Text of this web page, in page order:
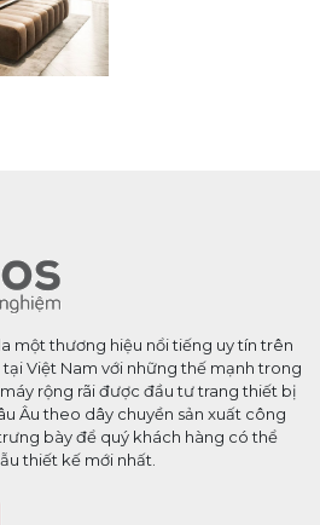
la một thương hiệu nổi tiếng uy tín trên
Việt Nam với những thế mạnh trong
rộng rãi được đầu tư trang thiết bị
Âu theo dây chuyền sản xuất công
bày để quý khách hàng có thể
thiết kế mới nhất.